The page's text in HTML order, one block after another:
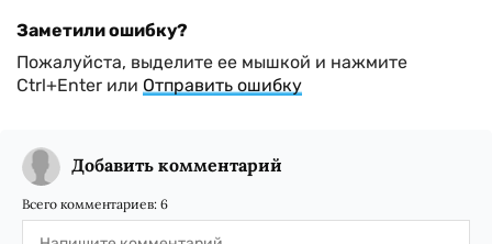
Заметили ошибку?
Пожалуйста, выделите ее мышкой и нажмите
Ctrl+Enter или Отправить ошибку
Добавить комментарий
Всего комментариев: 6